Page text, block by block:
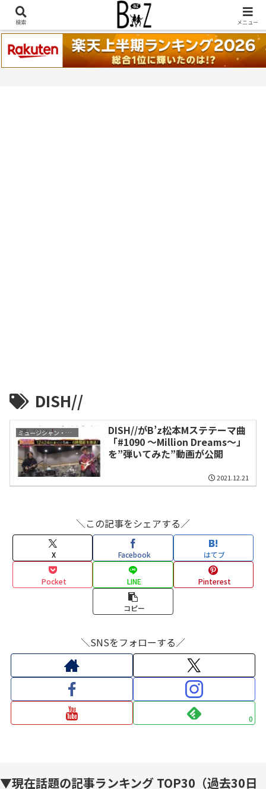
稲葉浩志『en-Zepp』『enⅣ』セトリ一覧はこちら
DISH//
ミュージシャン・関係者
DISH//がB’z松本Mステテーマ曲
「#1090 〜Million Dreams〜」
を”弾いてみた”動画が公開
2021.12.21
＼この記事をシェアする／
X Facebook はてブ
Pocket LINE Pinterest
コピー
＼SNSをフォローする／
0
▼現在話題の記事ランキング TOP30（過去30日
検索 メニュー